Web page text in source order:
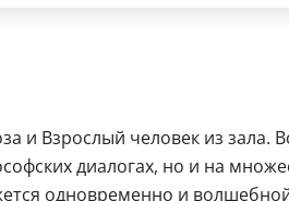
и Взрослый человек из
диалогах, но и на
одновременно и